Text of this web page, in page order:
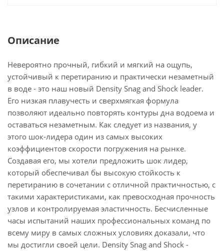
Описание
Невероятно прочный, гибкий и мягкий на ощупь,
устойчивый к перетиранию и практически незаметный
в воде - это наш новый Density Snag and Shock leader.
Его низкая плавучесть и сверхмягкая формула
позволяют идеально повторять контуры дна водоема и
оставаться незаметным. Как следует из названия, у
этого шок-лидера один из самых высоких
коэффициентов скорости погружения на рынке.
Создавая его, мы хотели предложить шок лидер,
который обеспечивал бы высокую стойкость к
перетиранию в сочетании с отличной практичностью, с
такими характеристиками, как превосходная прочность
узлов и контролируемая эластичность. Бесчисленные
часы испытаний наших профессиональных команд по
всему миру в самых сложных условиях доказали, что
мы достигли своей цели. Density Snag and Shock -